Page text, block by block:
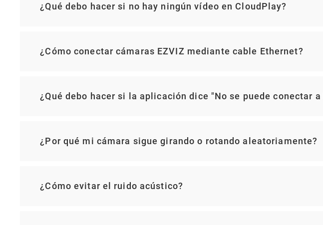
¿Qué debo hacer si no hay ningún vídeo en CloudPlay?
¿Cómo conectar cámaras EZVIZ mediante cable Ethernet?
¿Qué debo hacer si la aplicación dice "No se puede conectar
¿Por qué mi cámara sigue girando o rotando aleatoriamente?
¿Cómo evitar el ruido acústico?